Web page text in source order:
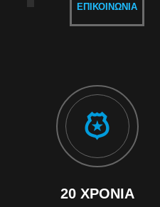
ΕΠΙΚΟΙΝΩΝΊΑ
20 ΧΡΌΝΙΑ